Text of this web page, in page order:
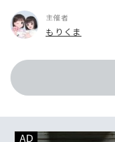
主催者
もりくま